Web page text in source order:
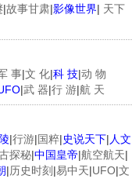
|故事甘肃|影像世界| 天下
事|文 化|科 技|动 物
|武 器|行 游|航 天
|行游|国粹|史说天下| 人文
探秘|中国皇帝|航空航天|
|历史时刻 |易中天|UFO|文